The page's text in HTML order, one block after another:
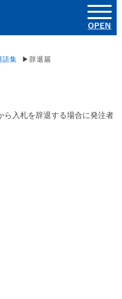
語集 ▶辞退届
ら入札を辞退する場合に発注者